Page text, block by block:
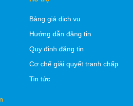
Bảng giá dịch vụ
Hướng dẫn đăng tin
Quy định đăng tin
Cơ chế giải quyết tranh chấp
Tin tức